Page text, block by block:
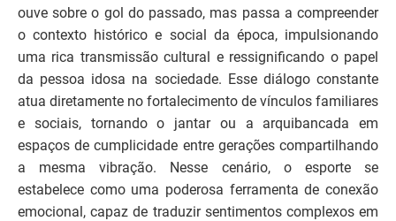
ouve sobre o gol do passado, mas passa a compreender
o contexto histórico e social da época, impulsionando
uma rica transmissão cultural e ressignificando o papel
da pessoa idosa na sociedade. Esse diálogo constante
atua diretamente no fortalecimento de vínculos familiares
e sociais, tornando o jantar ou a arquibancada em
espaços de cumplicidade entre gerações compartilhando
a mesma vibração. Nesse cenário, o esporte se
estabelece como uma poderosa ferramenta de conexão
emocional, capaz de traduzir sentimentos complexos em